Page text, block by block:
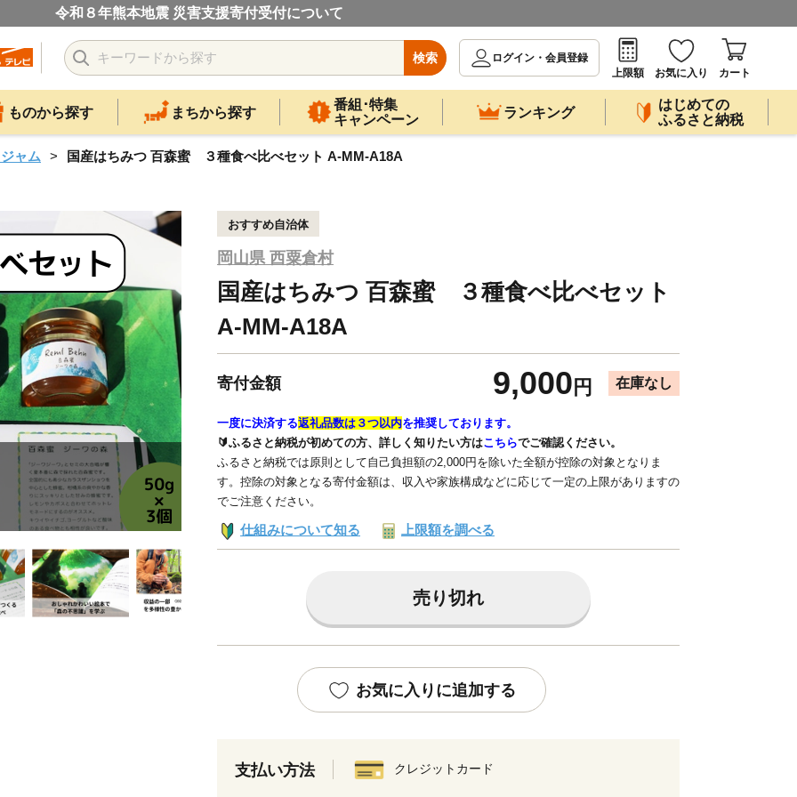
令和８年熊本地震 災害支援寄付受付について
検索
ログイン・会員登録
上限額
お気に入り カート
ものから探す まちから探す
番組･特集
キャンペーン
ランキング
はじめての
ふるさと納税
ャム 国産はちみつ 百森蜜 ３種食べ比べセット A-MM-A18A
おすすめ自治体
岡山県 西粟倉村
国産はちみつ 百森蜜 ３種食べ比べセット
A-MM-A18A
寄付金額 9,000 円 在庫なし
一度に決済する返礼品数は３つ以内を推奨しております。
🔰ふるさと納税が初めての方、詳しく知りたい方はこちらでご確認ください。
ふるさと納税では原則として自己負担額の2,000円を除いた全額が控除の対象となりま
す。控除の対象となる寄付金額は、収入や家族構成などに応じて一定の上限がありますの
でご注意ください。
仕組みについて知る 上限額を調べる
売り切れ
お気に入りに追加する
支払い方法 クレジットカード